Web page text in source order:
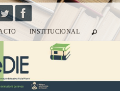
INSTITUCIONAL